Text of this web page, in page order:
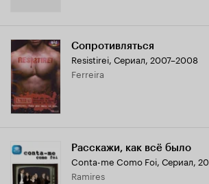
Сопротивляться
Resistirei, Сериал, 2007–2008
Ferreira
Расскажи, как всё было
Conta-me Como Foi, Сериал,
Ramires